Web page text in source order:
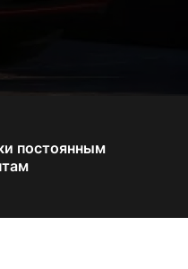
постоянным